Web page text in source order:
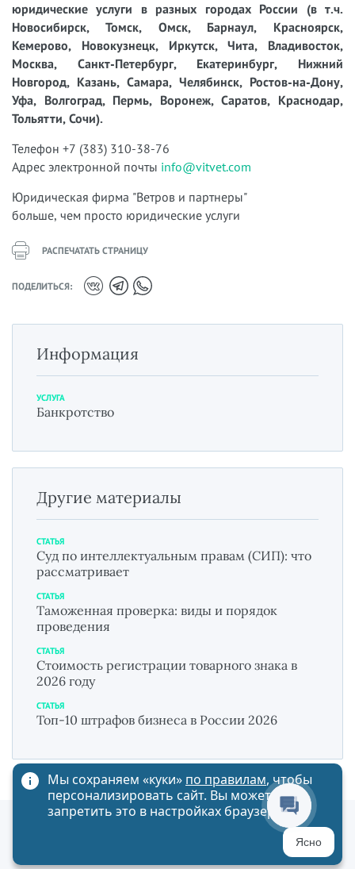
юридические услуги в разных городах России (в т.ч.
Новосибирск, Томск, Омск, Барнаул, Красноярск,
Кемерово, Новокузнецк, Иркутск, Чита, Владивосток,
Москва, Санкт-Петербург, Екатеринбург, Нижний
Новгород, Казань, Самара, Челябинск, Ростов-на-Дону,
Уфа, Волгоград, Пермь, Воронеж, Саратов, Краснодар,
Тольятти, Сочи).
Телефон +7 (383) 310-38-76
Адрес электронной почты info@vitvet.com
Юридическая фирма "Ветров и партнеры"
больше, чем просто юридические услуги
РАСПЕЧАТАТЬ СТРАНИЦУ
ПОДЕЛИТЬСЯ:
Информация
УСЛУГА
Банкротство
Другие материалы
СТАТЬЯ
Суд по интеллектуальным правам (СИП): что
рассматривает
СТАТЬЯ
Таможенная проверка: виды и порядок
проведения
СТАТЬЯ
Стоимость регистрации товарного знака в
2026 году
СТАТЬЯ
Топ-10 штрафов бизнеса в России 2026
Политика обработки персональных данных
Мы сохраняем «куки» по правилам, чтобы
персонализировать сайт. Вы можете
запретить это в настройках браузера
Ясно